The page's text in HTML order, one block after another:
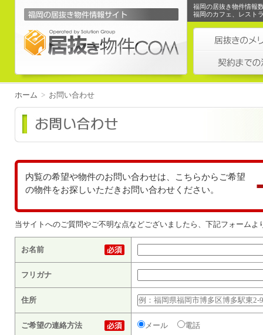
福岡の居抜き物件情報
福岡のカフェ、レスト
ホーム > お問い合わせ
内覧の希望や物件のお問い合わせは、こちらからご希望
の物件をお探しいただきお問い合わせください。
当サイトへのご質問やご不明な点などございましたら、下記フォームよ
お名前
フリガナ
住所
ご希望の連絡方法 メール 電話